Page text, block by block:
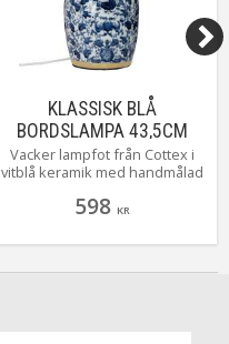
KLASSISK BLÅ
BORDSLAMPA 43,5CM
BLÅ/VIT
Vacker lampfot från Cottex i
vitblå keramik med handmålad
tydligt inspirerats av antikt
dekorativa sötnöten levereras
hatt i linne. Finns även som
598 KR